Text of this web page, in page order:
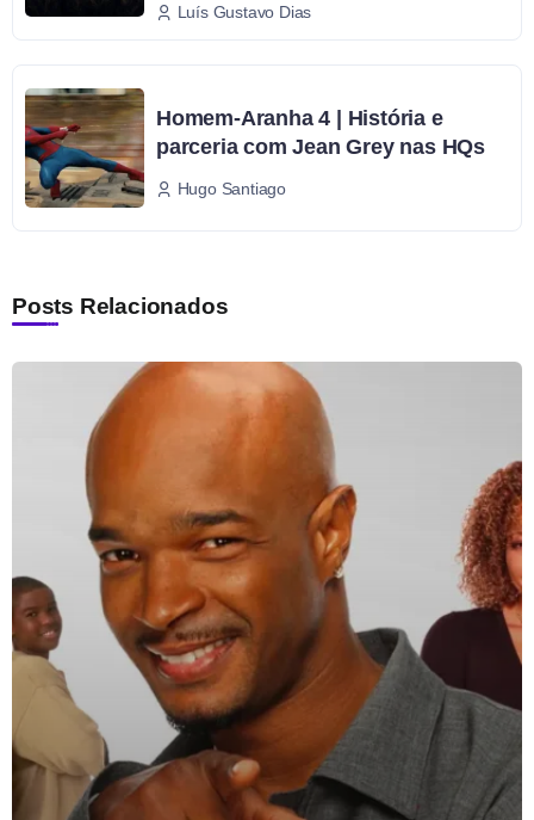
Luís Gustavo Dias
Homem-Aranha 4 | História e
parceria com Jean Grey nas HQs
Hugo Santiago
Posts Relacionados